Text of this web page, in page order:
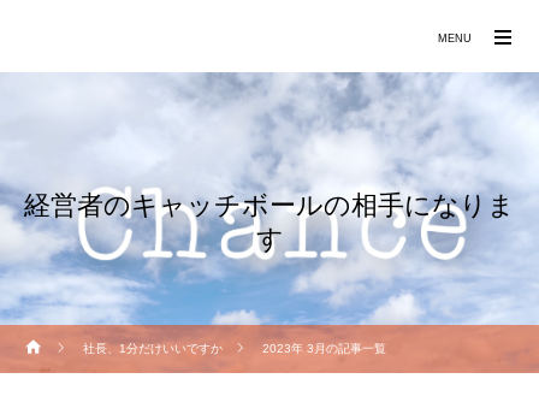
経営者のキャッチボールの相手になりま
す
社長、1分だけいいですか 2023年 3月の記事一覧
MENU